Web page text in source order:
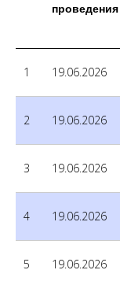
проведения
1 19.06.2026
2 19.06.2026
3 19.06.2026
4 19.06.2026
5 19.06.2026